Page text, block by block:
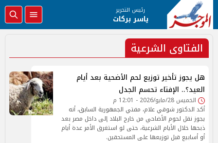
رئيس التحرير
ياسر بركات
الفتاوى الشرعية
هل يجوز تأخير توزيع لحم الأضحية بعد أيام
العيد؟.. الإفتاء تحسم الجدل
الخميس 28/مايو/2026 - 12:01 م
أكد الدكتور شوقي علام، مفتي الجمهورية السابق، أنه
يجوز نقل لحوم الأضاحي من خارج البلاد إلى داخل مصر بعد
ذبحها خلال الأيام الشرعية، حتى لو استغرق الأمر عدة أيام
أو أسابيع قبل توزيعها على المستحقين.